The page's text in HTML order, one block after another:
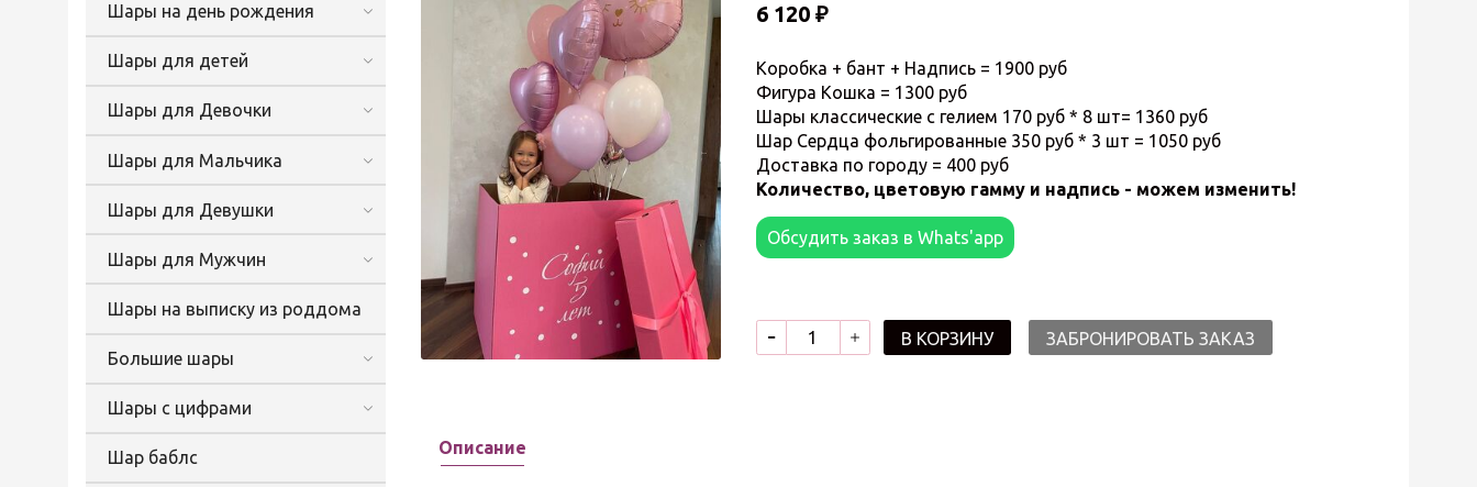
6 120 ₽
Коробка + бант + Надпись = 1900 руб
Фигура Кошка = 1300 руб
Шары классические с гелием 170 руб * 8 шт= 1360 руб
Шар Сердца фольгированные 350 руб * 3 шт = 1050 руб
Доставка по городу = 400 руб
Количество, цветовую гамму и надпись - можем изменить!
Обсудить заказ в Whats'app
В КОРЗИНУ ЗАБРОНИРОВАТЬ ЗАКАЗ
Описание
Шары на день рождения
Шары для детей
Шары для Девочки
Шары для Мальчика
Шары для Девушки
Шары для Мужчин
Шары на выписку из роддома
Большие шары
Шары с цифрами
Шар баблс